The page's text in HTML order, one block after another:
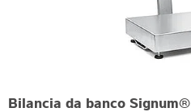
Bilancia da banco Signum®